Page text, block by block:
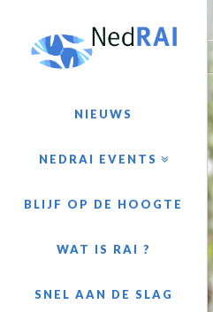
NIEUWS
NEDRAI EVENTS
BLIJF OP DE HOOGTE
WAT IS RAI ?
SNEL AAN DE SLAG